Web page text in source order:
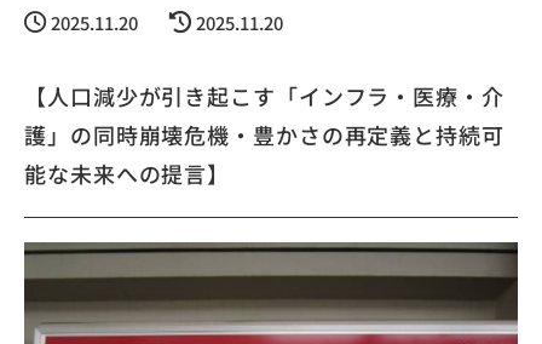
2025.11.20 2025.11.20
【人口減少が引き起こす「インフラ・医療・介
護」の同時崩壊危機・豊かさの再定義と持続可
能な未来への提言】